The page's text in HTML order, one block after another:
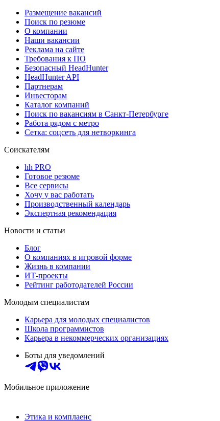
Размещение вакансий
Поиск по резюме
О компании
Наши вакансии
Реклама на сайте
Требования к ПО
Безопасный HeadHunter
HeadHunter API
Партнерам
Инвесторам
Каталог компаний
Поиск по вакансиям в Санкт-Петербурге
Работа рядом с метро
Сетка: соцсеть для нетворкинга
Соискателям
hh PRO
Готовое резюме
Все сервисы
Хочу у вас работать
Производственный календарь
Экспертная рекомендация
Новости и статьи
Блог
О компаниях в игровой форме
Жизнь в компании
ИТ-проекты
Рейтинг работодателей России
Молодым специалистам
Карьера для молодых специалистов
Школа программистов
Карьера в некоммерческих организациях
Боты для уведомлений
Мобильное приложение
Этика и комплаенс